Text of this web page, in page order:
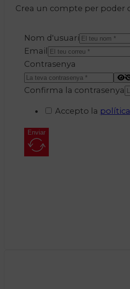
Crea un compte per poder
Nom d'usuari
Email
Contrasenya
Confirma la contrasenya
Accepto la
Enviar